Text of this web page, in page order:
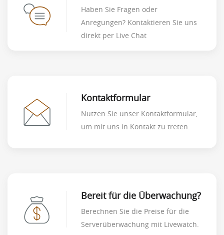
Haben Sie Fragen oder
Anregungen? Kontaktieren Sie uns
direkt per Live Chat
Kontaktformular
Nutzen Sie unser Kontaktformular,
um mit uns in Kontakt zu treten.
Bereit für die Überwachung?
Berechnen Sie die Preise für die
Serverüberwachung mit Livewatch.